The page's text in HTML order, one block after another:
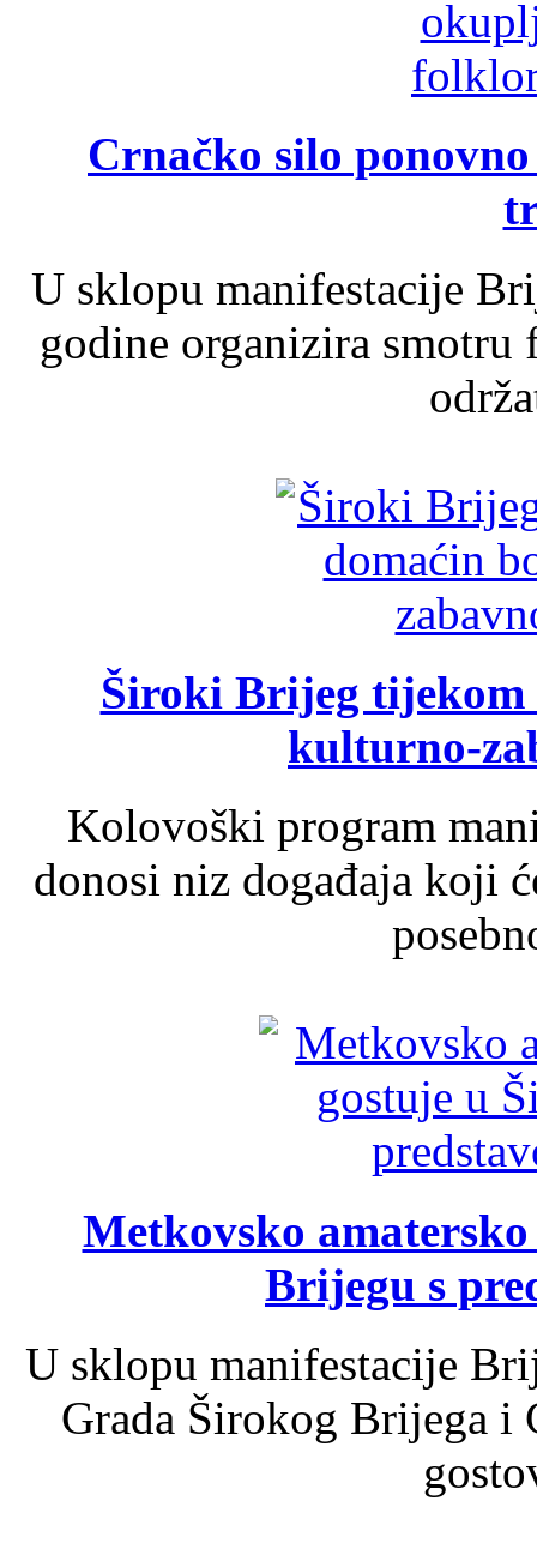
Crnačko silo
U sklopu manifestacije
godine organizira
Široki Brijeg tijekom
kulturno-
Kolovoški program
donosi niz događaja koji
Metkovsko
Brijegu s
U sklopu manifestacije
Grada Širokog Brijega